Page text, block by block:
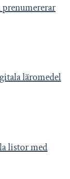
läromedel
listor med